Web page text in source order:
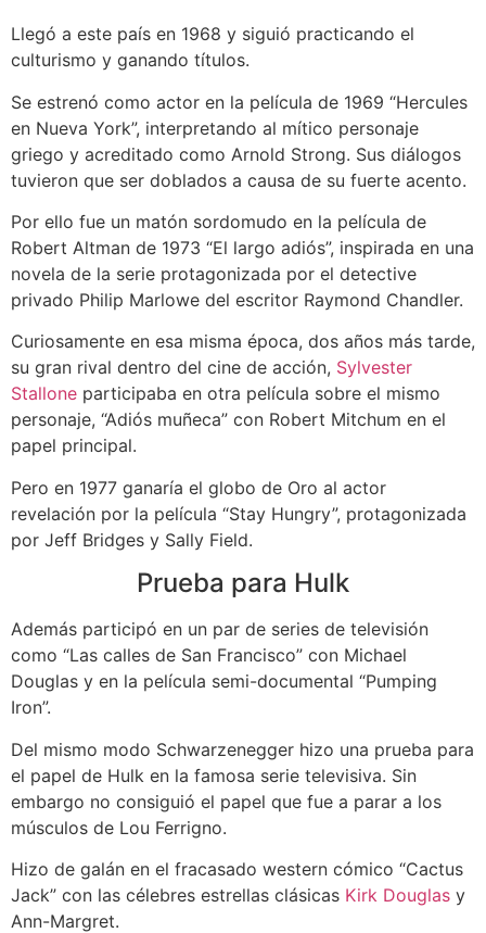
Llegó a este país en 1968 y siguió practicando el
culturismo y ganando títulos.
Se estrenó como actor en la película de 1969 “Hercules
en Nueva York”, interpretando al mítico personaje
griego y acreditado como Arnold Strong. Sus diálogos
tuvieron que ser doblados a causa de su fuerte acento.
Por ello fue un matón sordomudo en la película de
Robert Altman de 1973 “El largo adiós”, inspirada en una
novela de la serie protagonizada por el detective
privado Philip Marlowe del escritor Raymond Chandler.
Curiosamente en esa misma época, dos años más tarde,
su gran rival dentro del cine de acción, Sylvester
Stallone participaba en otra película sobre el mismo
personaje, “Adiós muñeca” con Robert Mitchum en el
papel principal.
Pero en 1977 ganaría el globo de Oro al actor
revelación por la película “Stay Hungry”, protagonizada
por Jeff Bridges y Sally Field.
Prueba para Hulk
Además participó en un par de series de televisión
como “Las calles de San Francisco” con Michael
Douglas y en la película semi-documental “Pumping
Iron”.
Del mismo modo Schwarzenegger hizo una prueba para
el papel de Hulk en la famosa serie televisiva. Sin
embargo no consiguió el papel que fue a parar a los
músculos de Lou Ferrigno.
Hizo de galán en el fracasado western cómico “Cactus
Jack” con las célebres estrellas clásicas Kirk Douglas y
Ann-Margret.